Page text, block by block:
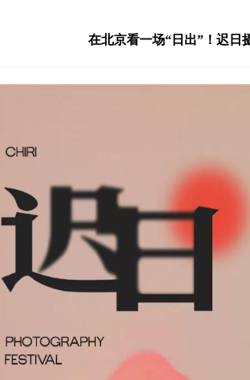
在北京看一场“日出”！迟日